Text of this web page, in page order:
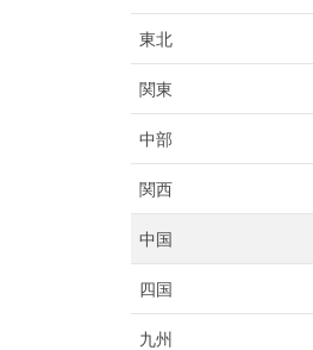
東北
関東
中部
関西
中国
四国
九州